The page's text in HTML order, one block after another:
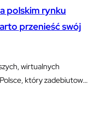
jest chwalona za wysoką
polskim rynku
przenieść swój
wirtualnych
który zadebiutował
do klientów